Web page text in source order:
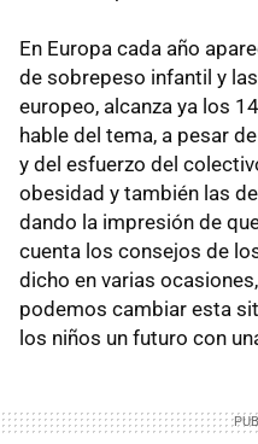
En Europa cada año
de sobrepeso infantil y
europeo, alcanza ya los
hable del tema, a pesar
y del esfuerzo del
obesidad y también las
dando la impresión de
cuenta los consejos de
dicho en varias
podemos cambiar esta
los niños un futuro con